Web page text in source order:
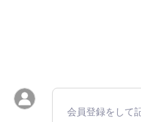
会員登録をして